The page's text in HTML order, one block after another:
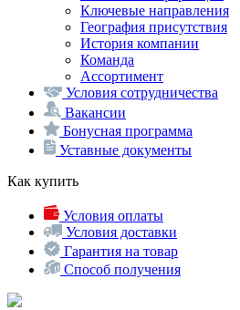
Ключевые направления
География присутствия
История компании
Команда
Ассортимент
Условия сотрудничества
Вакансии
Бонусная программа
Уставные документы
Как купить
Условия оплаты
Условия доставки
Гарантия на товар
Способ получения